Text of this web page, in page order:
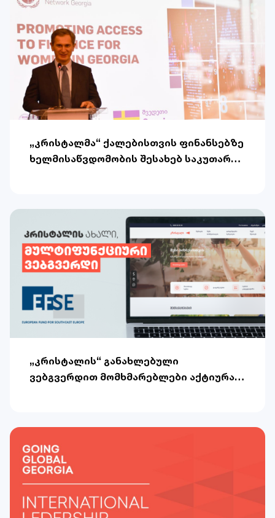
„კრისტალმა“ ქალებისთვის ფინანსებზე
ხელმისაწვდომობის შესახებ საკუთარი
„კრისტალის“ განახლებული
ვებგვერდით მომხმარებლები აქტიურად